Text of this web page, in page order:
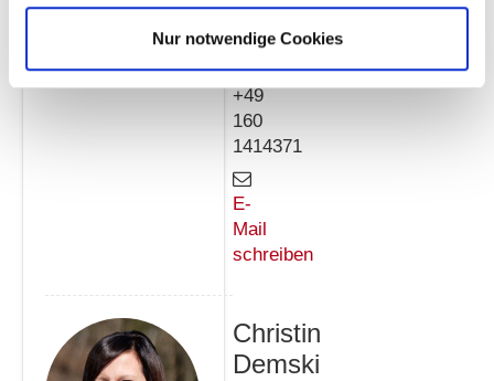
Nur notwendige Cookies
36626
20254
+49
160
1414371
E-
Mail
schreiben
Christin
Demski